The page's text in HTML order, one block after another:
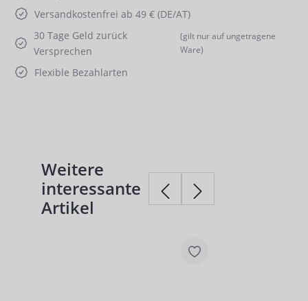
Versandkostenfrei ab 49 € (DE/AT)
30 Tage Geld zurück
Versprechen
(gilt nur auf ungetragene
Ware)
Flexible Bezahlarten
Produktgalerie überspringen
Weitere
interessante
Artikel